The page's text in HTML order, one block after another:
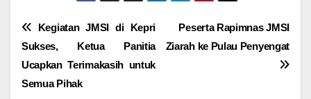
Navigasi
pos
Peserta Rapimnas JMSI
Ziarah ke Pulau Penyengat
Kegiatan JMSI di Kepri
Sukses, Ketua Panitia
Ucapkan Terimakasih untuk
Semua Pihak